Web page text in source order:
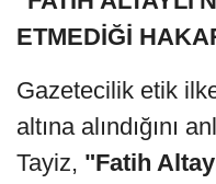
ETMEDİĞİ
Gazetecilik etik
altına alındığını
Tayiz, "Fatih